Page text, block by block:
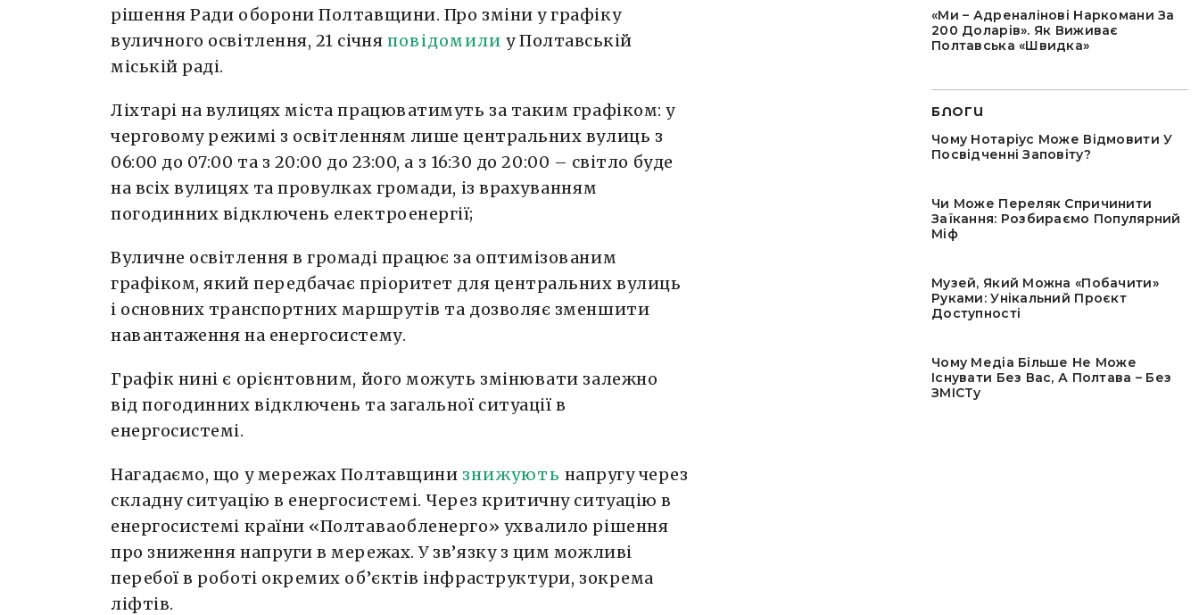
рішення Ради оборони Полтавщини. Про зміни у графіку
вуличного освітлення, 21 січня повідомили у Полтавській
міській раді.
Ліхтарі на вулицях міста працюватимуть за таким графіком: у
черговому режимі з освітленням лише центральних вулиць з
06:00 до 07:00 та з 20:00 до 23:00, а з 16:30 до 20:00 – світло буде
на всіх вулицях та провулках громади, із врахуванням
погодинних відключень електроенергії;
Вуличне освітлення в громаді працює за оптимізованим
графіком, який передбачає пріоритет для центральних вулиць
і основних транспортних маршрутів та дозволяє зменшити
навантаження на енергосистему.
Графік нині є орієнтовним, його можуть змінювати залежно
від погодинних відключень та загальної ситуації в
енергосистемі.
Нагадаємо, що у мережах Полтавщини знижують напругу через
складну ситуацію в енергосистемі. Через критичну ситуацію в
енергосистемі країни «Полтаваобленерго» ухвалило рішення
про зниження напруги в мережах. У зв’язку з цим можливі
перебої в роботі окремих об’єктів інфраструктури, зокрема
ліфтів.
«Ми – Адреналінові Наркомани За
200 Доларів». Як Виживає
Полтавська «швидка»
БЛОГИ
Чому Нотаріус Може Відмовити У
Посвідченні Заповіту?
Чи Може Переляк Спричинити
Заїкання: Розбираємо Популярний
Міф
Музей, Який Можна «побачити»
Руками: Унікальний Проєкт
Доступності
Чому Медіа Більше Не Може
Існувати Без Вас, А Полтава – Без
ЗМІСТу